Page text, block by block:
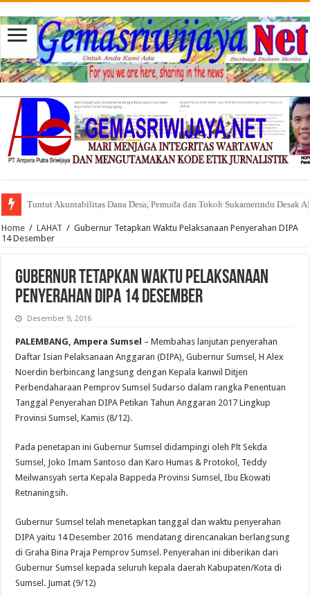
Tuntut Akuntabilitas Dana Desa, Pemuda dan Tokoh Sukamerindu Desak
Home / LAHAT / Gubernur Tetapkan Waktu Pelaksanaan Penyerahan DIPA
14 Desember
Gubernur Tetapkan Waktu Pelaksanaan
Penyerahan DIPA 14 Desember
Desember 9, 2016
PALEMBANG, Ampera Sumsel – Membahas lanjutan penyerahan
Daftar Isian Pelaksanaan Anggaran (DIPA), Gubernur Sumsel, H Alex
Noerdin berbincang langsung dengan Kepala kanwil Ditjen
Perbendaharaan Pemprov Sumsel Sudarso dalam rangka Penentuan
Tanggal Penyerahan DIPA Petikan Tahun Anggaran 2017 Lingkup
Provinsi Sumsel, Kamis (8/12).
Pada penetapan ini Gubernur Sumsel didampingi oleh Plt Sekda
Sumsel, Joko Imam Santoso dan Karo Humas & Protokol, Teddy
Meilwansyah serta Kepala Bappeda Provinsi Sumsel, Ibu Ekowati
Retnaningsih.
Gubernur Sumsel telah menetapkan tanggal dan waktu penyerahan
DIPA yaitu 14 Desember 2016 mendatang direncanakan berlangsung
di Graha Bina Praja Pemprov Sumsel. Penyerahan ini diberikan dari
Gubernur Sumsel kepada seluruh kepala daerah Kabupaten/Kota di
Sumsel. Jumat (9/12)